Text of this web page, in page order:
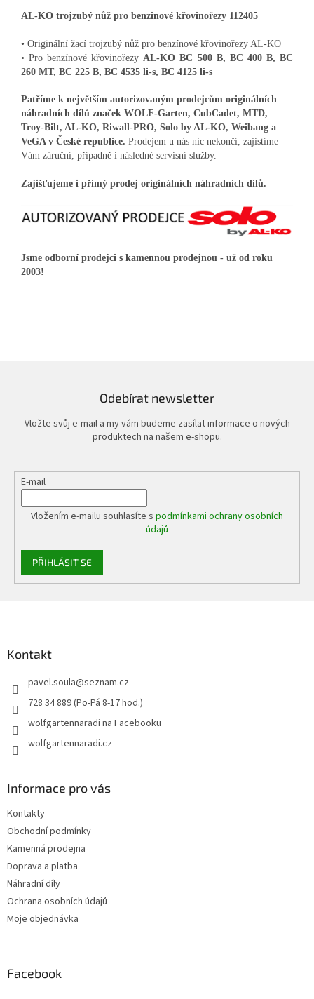
AL-KO trojzubý nůž pro benzinové křovinořezy 112405
• Originální žací trojzubý nůž pro benzínové křovinořezy AL-KO
• Pro benzínové křovinořezy AL-KO BC 500 B, BC 400 B, BC
260 MT, BC 225 B, BC 4535 li-s, BC 4125 li-s
Patříme k největším autorizovaným prodejcům originálních
náhradních dílů značek WOLF-Garten, CubCadet, MTD,
Troy-Bilt, AL-KO, Riwall-PRO, Solo by AL-KO, Weibang a
VeGA v České republice. Prodejem u nás nic nekončí, zajistíme
Vám záruční, případně i následné servisní služby.
Zajišťujeme i přímý prodej originálních náhradních dílů.
Jsme odborní prodejci s kamennou prodejnou - už od roku
2003!
Odebírat newsletter
Vložte svůj e-mail a my vám budeme zasílat informace o nových
produktech na našem e-shopu.
E-mail
Vložením e-mailu souhlasíte s podmínkami ochrany osobních
údajů
PŘIHLÁSIT SE
Kontakt
pavel.soula@seznam.cz
728 34 889 (Po-Pá 8-17 hod.)
wolfgartennaradi na Facebooku
wolfgartennaradi.cz
Informace pro vás
Kontakty
Obchodní podmínky
Kamenná prodejna
Doprava a platba
Náhradní díly
Ochrana osobních údajů
Moje objednávka
Facebook